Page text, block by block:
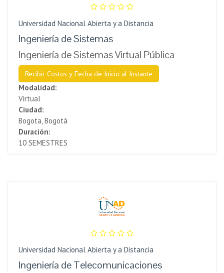
Universidad Nacional Abierta y a Distancia
Ingeniería de Sistemas
Ingeniería de Sistemas Virtual Pública
Recibir Costos y Fecha de Inicio al Instante
Modalidad:
Virtual
Ciudad:
Bogota, Bogotá
Duración:
10 SEMESTRES
Universidad Nacional Abierta y a Distancia
Ingeniería de Telecomunicaciones